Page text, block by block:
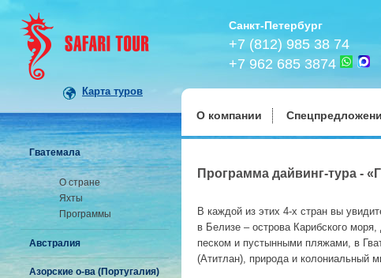
Карта туров
Санкт-Петербург
+7 (812) 985 38 74
+7 962 685 3874
О компании
Гватемала
О стране
Яхты
Программы
Австралия
Азорские о-ва (Португалия)
Программа дайвинг-тура -
В каждой из этих 4-х стран вы
в Белизе – острова Карибского
песком и пустынными пляжами, в
(Атитлан), природа и колониальный